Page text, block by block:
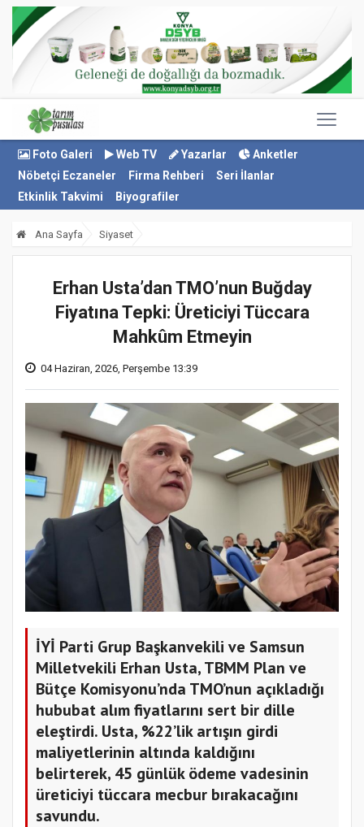
Foto Galeri Web TV Yazarlar
Anketler
Nöbetçi Eczaneler
Firma Rehberi
Seri İlanlar
Etkinlik Takvimi
Biyografiler
Ana Sayfa Siyaset
Erhan Usta’dan TMO’nun Buğday
Fiyatına Tepki: Üreticiyi Tüccara
Mahkûm Etmeyin
04 Haziran, 2026, Perşembe 13:39
İYİ Parti Grup Başkanvekili ve Samsun
Milletvekili Erhan Usta, TBMM Plan ve
Bütçe Komisyonu’nda TMO’nun açıkladığı
hububat alım fiyatlarını sert bir dille
eleştirdi. Usta, %22’lik artışın girdi
maliyetlerinin altında kaldığını
belirterek, 45 günlük ödeme vadesinin
üreticiyi tüccara mecbur bırakacağını
savundu.